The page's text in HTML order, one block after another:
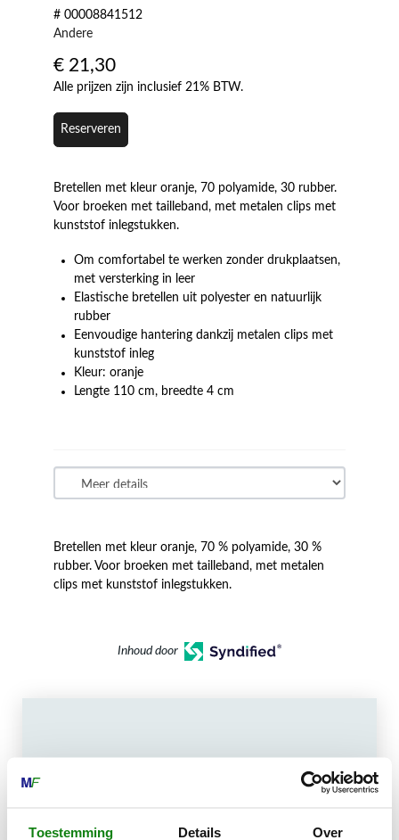
Toestemming Details Over
# 00008841512
Andere
€ 21,30
Alle prijzen zijn inclusief 21% BTW.
Reserveren
Bretellen met kleur oranje, 70 polyamide, 30 rubber.
Voor broeken met tailleband, met metalen clips met
kunststof inlegstukken.
Om comfortabel te werken zonder drukplaatsen,
met versterking in leer
Elastische bretellen uit polyester en natuurlijk
rubber
Eenvoudige hantering dankzij metalen clips met
kunststof inleg
Kleur: oranje
Lengte 110 cm, breedte 4 cm
Bretellen met kleur oranje, 70 % polyamide, 30 %
rubber. Voor broeken met tailleband, met metalen
clips met kunststof inlegstukken.
Inhoud door
8801 RD Franeker